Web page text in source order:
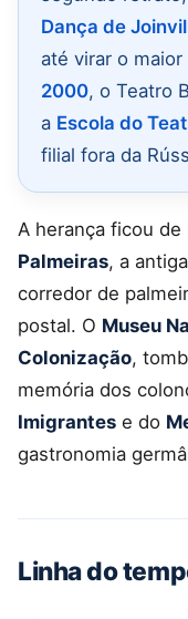
Dança de
até virar o
2000, o Teatro
a Escola do
filial fora da
A herança ficou
Palmeiras, a
corredor de
postal. O Museu
Colonização,
memória dos
Imigrantes e do
gastronomia
Linha do